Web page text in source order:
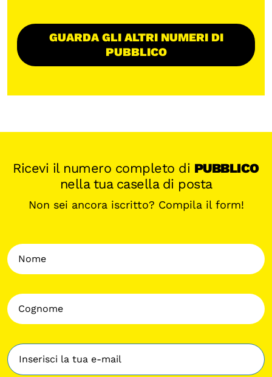
GUARDA GLI ALTRI NUMERI DI
PUBBLICO
Ricevi il numero completo di PUBBLICO
nella tua casella di posta
Non sei ancora iscritto? Compila il form!